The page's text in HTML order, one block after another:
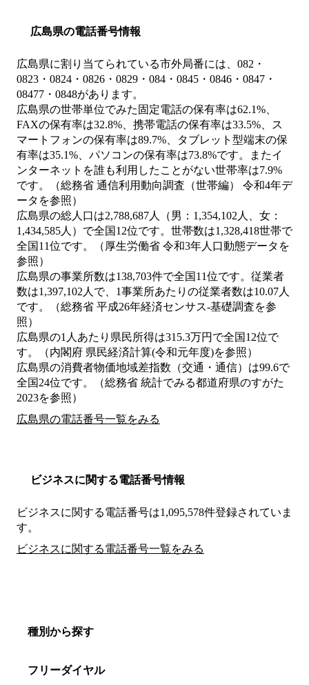
広島県の電話番号情報
広島県に割り当てられている市外局番には、082・
0823・0824・0826・0829・084・0845・0846・0847・
08477・0848があります。
広島県の世帯単位でみた固定電話の保有率は62.1%、
FAXの保有率は32.8%、携帯電話の保有率は33.5%、ス
マートフォンの保有率は89.7%、タブレット型端末の保
有率は35.1%、パソコンの保有率は73.8%です。またイ
ンターネットを誰も利用したことがない世帯率は7.9%
です。（総務省 通信利用動向調査（世帯編） 令和4年デ
ータを参照）
広島県の総人口は2,788,687人（男：1,354,102人、女：
1,434,585人）で全国12位です。世帯数は1,328,418世帯で
全国11位です。（厚生労働省 令和3年人口動態データを
参照）
広島県の事業所数は138,703件で全国11位です。従業者
数は1,397,102人で、1事業所あたりの従業者数は10.07人
です。（総務省 平成26年経済センサス‐基礎調査を参
照）
広島県の1人あたり県民所得は315.3万円で全国12位で
す。（内閣府 県民経済計算(令和元年度)を参照）
広島県の消費者物価地域差指数（交通・通信）は99.6で
全国24位です。（総務省 統計でみる都道府県のすがた
2023を参照）
広島県の電話番号一覧をみる
ビジネスに関する電話番号情報
ビジネスに関する電話番号は1,095,578件登録されていま
す。
ビジネスに関する電話番号一覧をみる
種別から探す
フリーダイヤル